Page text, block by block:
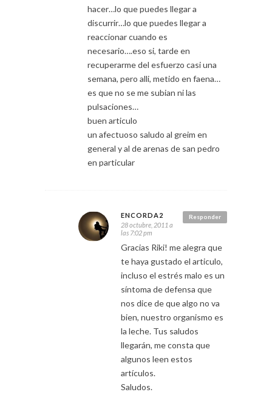
hacer…lo que puedes llegar a
discurrir…lo que puedes llegar a
reaccionar cuando es
necesario….eso si, tarde en
recuperarme del esfuerzo casi una
semana, pero alli, metido en faena…
es que no se me subian ni las
pulsaciones…
buen articulo
un afectuoso saludo al greim en
general y al de arenas de san pedro
en particular
Responder
ENCORDA2
28 octubre, 2011 a
las 7:02 pm
Gracias Riki! me alegra que
te haya gustado el articulo,
incluso el estrés malo es un
síntoma de defensa que
nos dice de que algo no va
bien, nuestro organismo es
la leche. Tus saludos
llegarán, me consta que
algunos leen estos
artículos.
Saludos.